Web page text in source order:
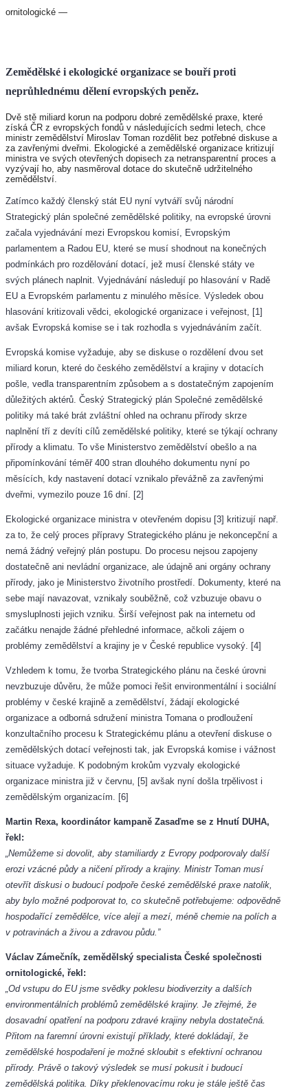
ornitologické —
Zemědělské i ekologické organizace se bouří proti
neprůhlednému dělení evropských peněz.
Dvě stě miliard korun na podporu dobré zemědělské praxe, které
získá ČR z evropských fondů v následujících sedmi letech, chce
ministr zemědělství Miroslav Toman rozdělit bez potřebné diskuse a
za zavřenými dveřmi. Ekologické a zemědělské organizace kritizují
ministra ve svých otevřených dopisech za netransparentní proces a
vyzývají ho, aby nasměroval dotace do skutečně udržitelného
zemědělství.
Zatímco každý členský stát EU nyní vytváří svůj národní
Strategický plán společné zemědělské politiky, na evropské úrovni
začala vyjednávání mezi Evropskou komisí, Evropským
parlamentem a Radou EU, které se musí shodnout na konečných
podmínkách pro rozdělování dotací, jež musí členské státy ve
svých plánech naplnit. Vyjednávání následují po hlasování v Radě
EU a Evropském parlamentu z minulého měsíce. Výsledek obou
hlasování kritizovali vědci, ekologické organizace i veřejnost, [1]
avšak Evropská komise se i tak rozhodla s vyjednáváním začít.
Evropská komise vyžaduje, aby se diskuse o rozdělení dvou set
miliard korun, které do českého zemědělství a krajiny v dotacích
pošle, vedla transparentním způsobem a s dostatečným zapojením
důležitých aktérů. Český Strategický plán Společné zemědělské
politiky má také brát zvláštní ohled na ochranu přírody skrze
naplnění tří z devíti cílů zemědělské politiky, které se týkají ochrany
přírody a klimatu. To vše Ministerstvo zemědělství obešlo a na
připomínkování téměř 400 stran dlouhého dokumentu nyní po
měsících, kdy nastavení dotací vznikalo převážně za zavřenými
dveřmi, vymezilo pouze 16 dní. [2]
Ekologické organizace ministra v otevřeném dopisu [3] kritizují např.
za to, že celý proces přípravy Strategického plánu je nekoncepční a
nemá žádný veřejný plán postupu. Do procesu nejsou zapojeny
dostatečně ani nevládní organizace, ale údajně ani orgány ochrany
přírody, jako je Ministerstvo životního prostředí. Dokumenty, které na
sebe mají navazovat, vznikaly souběžně, což vzbuzuje obavu o
smysluplnosti jejich vzniku. Širší veřejnost pak na internetu od
začátku nenajde žádné přehledné informace, ačkoli zájem o
problémy zemědělství a krajiny je v České republice vysoký. [4]
Vzhledem k tomu, že tvorba Strategického plánu na české úrovni
nevzbuzuje důvěru, že může pomoci řešit environmentální i sociální
problémy v české krajině a zemědělství, žádají ekologické
organizace a odborná sdružení ministra Tomana o prodloužení
konzultačního procesu k Strategickému plánu a otevření diskuse o
zemědělských dotací veřejnosti tak, jak Evropská komise i vážnost
situace vyžaduje. K podobným krokům vyzvaly ekologické
organizace ministra již v červnu, [5] avšak nyní došla trpělivost i
zemědělským organizacím. [6]
Martin Rexa, koordinátor kampaně Zasaďme se z Hnutí DUHA,
řekl:
„Nemůžeme si dovolit, aby stamiliardy z Evropy podporovaly další
erozi vzácné půdy a ničení přírody a krajiny. Ministr Toman musí
otevřít diskusi o budoucí podpoře české zemědělské praxe natolik,
aby bylo možné podporovat to, co skutečně potřebujeme: odpovědně
hospodařící zemědělce, více alejí a mezí, méně chemie na polích a
v potravinách a živou a zdravou půdu.”
Václav Zámečník, zemědělský specialista České společnosti
ornitologické, řekl:
„Od vstupu do EU jsme svědky poklesu biodiverzity a dalších
environmentálních problémů zemědělské krajiny. Je zřejmé, že
dosavadní opatření na podporu zdravé krajiny nebyla dostatečná.
Přitom na faremní úrovni existují příklady, které dokládají, že
zemědělské hospodaření je možné skloubit s efektivní ochranou
přírody. Právě o takový výsledek se musí pokusit i budoucí
zemědělská politika. Díky překlenovacímu roku je stále ještě čas